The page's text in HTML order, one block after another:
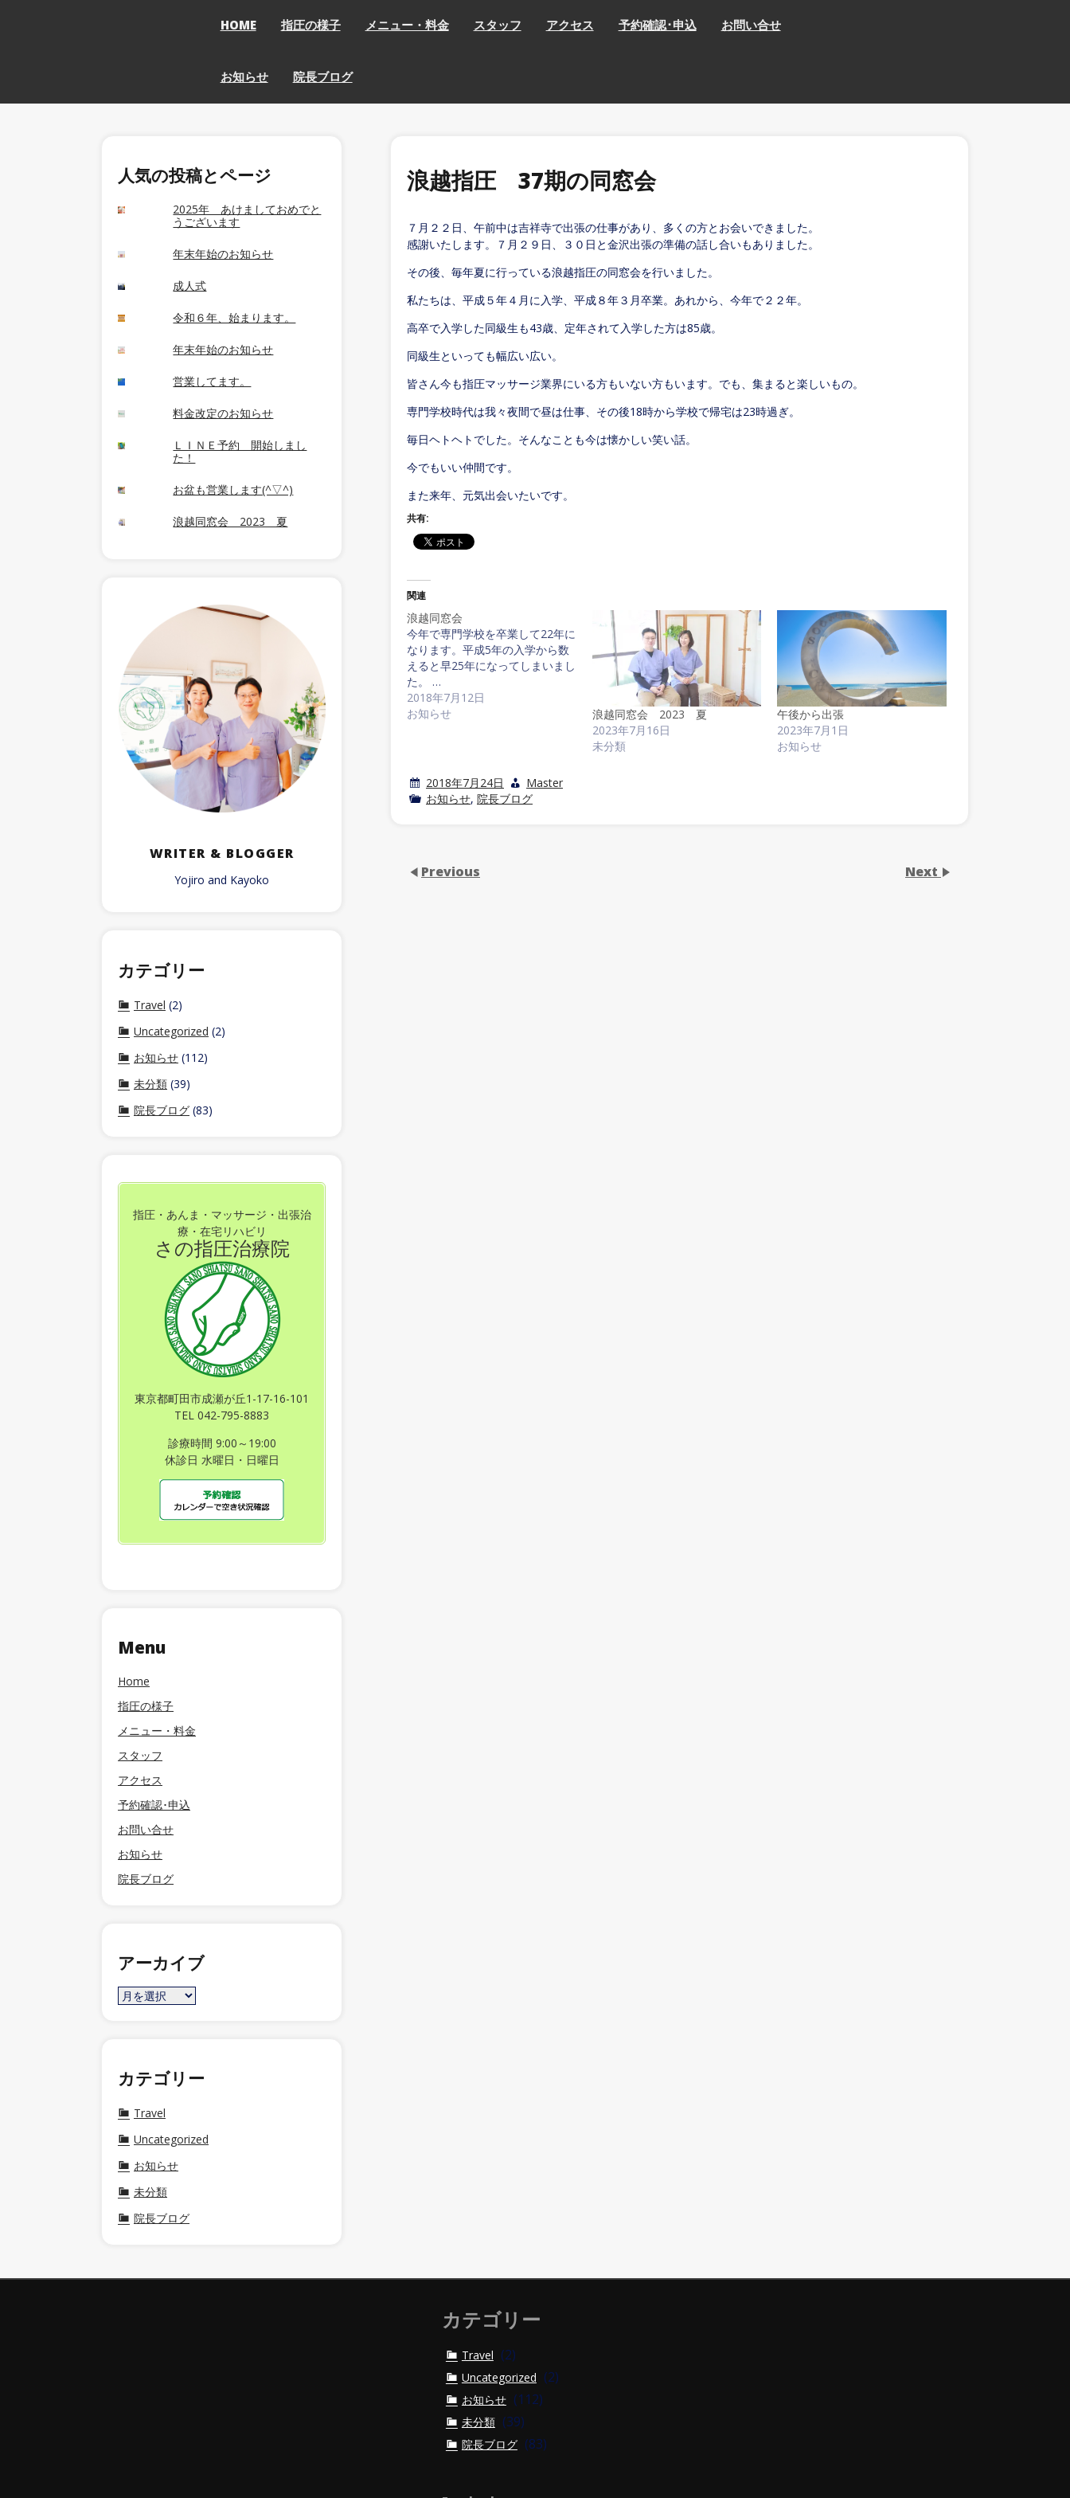
HOME 指圧の様子 メニュー・料金 スタッフ アクセス 予約確認･申込 お問い合せ
お知らせ 院長ブログ
浪越指圧 37期の同窓会
７月２２日、午前中は吉祥寺で出張の仕事があり、多くの方とお会いできました。
感謝いたします。７月２９日、３０日と金沢出張の準備の話し合いもありました。
その後、毎年夏に行っている浪越指圧の同窓会を行いました。
私たちは、平成５年４月に入学、平成８年３月卒業。あれから、今年で２２年。
高卒で入学した同級生も43歳、定年されて入学した方は85歳。
同級生といっても幅広い広い。
皆さん今も指圧マッサージ業界にいる方もいない方もいます。でも、集まると楽しいもの。
専門学校時代は我々夜間で昼は仕事、その後18時から学校で帰宅は23時過ぎ。
毎日ヘトヘトでした。そんなことも今は懐かしい笑い話。
今でもいい仲間です。
また来年、元気出会いたいです。
共有:
関連
浪越同窓会
今年で専門学校を卒業して22年に
なります。平成5年の入学から数
えると早25年になってしまいまし
た。 …
2018年7月12日
お知らせ
浪越同窓会 2023 夏
2023年7月16日
未分類
午後から出張
2023年7月1日
お知らせ
2018年7月24日
Master
お知らせ, 院長ブログ
Previous Next
人気の投稿とページ
2025年 あけましておめでと
うございます
年末年始のお知らせ
成人式
令和６年、始まります。
年末年始のお知らせ
営業してます。
料金改定のお知らせ
ＬＩＮＥ予約 開始しまし
た！
お盆も営業します(^▽^)
浪越同窓会 2023 夏
WRITER & BLOGGER
Yojiro and Kayoko
カテゴリー
Travel (2)
Uncategorized (2)
お知らせ (112)
未分類 (39)
院長ブログ (83)
指圧・あんま・マッサージ・出張治
療・在宅リハビリ
さの指圧治療院
東京都町田市成瀬が丘1-17-16-101
TEL 042-795-8883
診療時間 9:00～19:00
休診日 水曜日・日曜日
Menu
Home
指圧の様子
メニュー・料金
スタッフ
アクセス
予約確認･申込
お問い合せ
お知らせ
院長ブログ
アーカイブ
カテゴリー
Travel
Uncategorized
お知らせ
未分類
院長ブログ
カテゴリー
Travel (2)
Uncategorized (2)
お知らせ (112)
未分類 (39)
院長ブログ (83)